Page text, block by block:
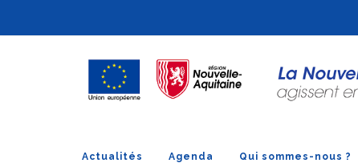
Actualités Agenda Qui sommes-nous ?